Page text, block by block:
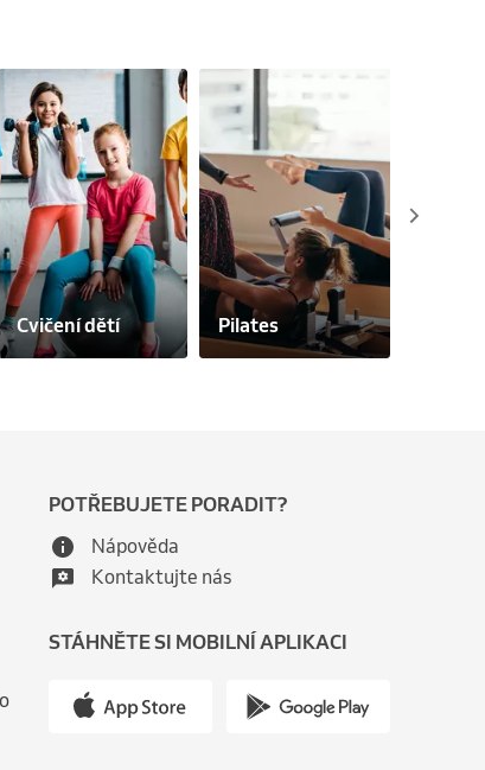
Cvičení dětí Pilates
POTŘEBUJETE PORADIT?
Nápověda
Kontaktujte nás
STÁHNĚTE SI MOBILNÍ APLIKACI